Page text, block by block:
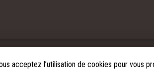
professionnel.
acceptez l’utilisation de cookies pour vous